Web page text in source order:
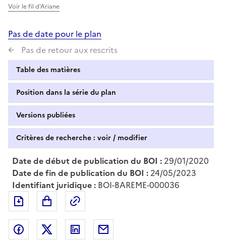
Voir le fil d'Ariane
Pas de date pour le plan
Pas de retour aux rescrits
Table des matières
Position dans la série du plan
Versions publiées
Critères de recherche : voir / modifier
Date de début de publication du BOI : 29/01/2020
Date de fin de publication du BOI : 24/05/2023
Identifiant juridique : BOI-BAREME-000036
Exporter le document au format pdf
Partager sur Facebook
Partager sur Twitter
Partager sur LinkedIn